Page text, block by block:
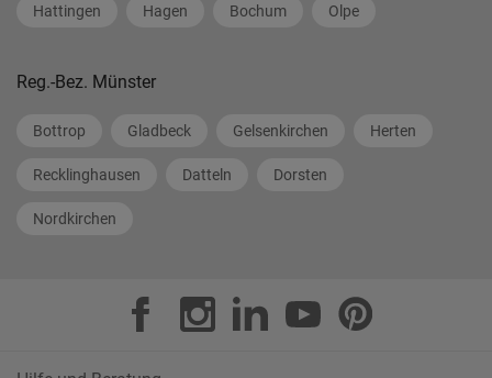
Hattingen Hagen Bochum Olpe
Reg.-Bez. Münster
Bottrop Gladbeck Gelsenkirchen Herten
Recklinghausen Datteln Dorsten
Nordkirchen